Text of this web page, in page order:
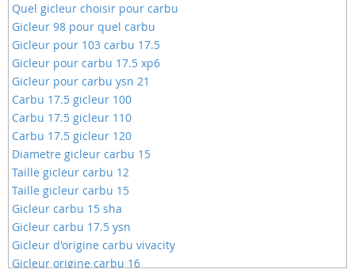
Quel gicleur choisir pour carbu
Gicleur 98 pour quel carbu
Gicleur pour 103 carbu 17.5
Gicleur pour carbu 17.5 xp6
Gicleur pour carbu ysn 21
Carbu 17.5 gicleur 100
Carbu 17.5 gicleur 110
Carbu 17.5 gicleur 120
Diametre gicleur carbu 15
Taille gicleur carbu 12
Taille gicleur carbu 15
Gicleur carbu 15 sha
Gicleur carbu 17.5 ysn
Gicleur d'origine carbu vivacity
Gicleur origine carbu 16